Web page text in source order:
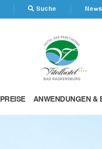
Suche
PREISE ANWENDUNGEN &